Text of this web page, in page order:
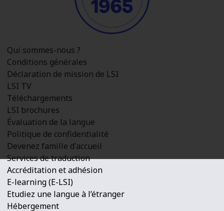
Qui sommes-nous ?
Conditions générales
Déclaration de mission de LSI
LSI TV
Téléchargements
LSI brochures
Évaluation de la langue
Politique de confidentialité
Devenez famille d'accueil
Services de traduction
Accréditation et adhésion
E-learning (E-LSI)
Etudiez une langue à l’étranger
Hébergement